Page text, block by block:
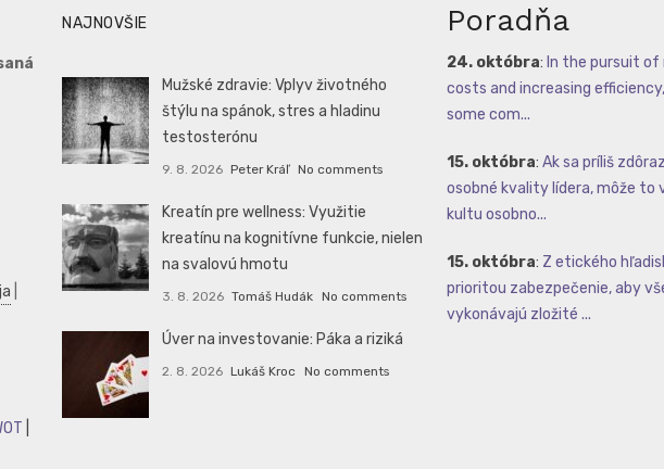
NAJNOVŠIE
Mužské zdravie: Vplyv životného
štýlu na spánok, stres a hladinu
testosterónu
9. 8. 2026 Peter Kráľ No comments
Kreatín pre wellness: Využitie
kreatínu na kognitívne funkcie, nielen
na svalovú hmotu
3. 8. 2026 Tomáš Hudák No comments
Úver na investovanie: Páka a riziká
2. 8. 2026 Lukáš Kroc No comments
Poradňa
24. októbra: In the pursuit
costs and increasing
some com...
15. októbra: Ak sa príliš
osobné kvality lídera, môže to
kultu osobno...
15. októbra: Z etického
prioritou zabezpečenie, aby
vykonávajú zložité ...